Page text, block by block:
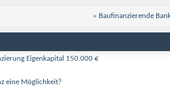
« Baufinanzierende
Eigenkapital 150.000 €
eine Möglichkeit?